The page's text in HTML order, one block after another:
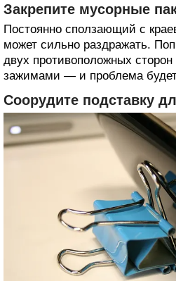
Закрепите мусорные
Постоянно сползающий с
может сильно раздражать.
двух противоположных сторон
зажимами — и проблема будет
Соорудите подставку